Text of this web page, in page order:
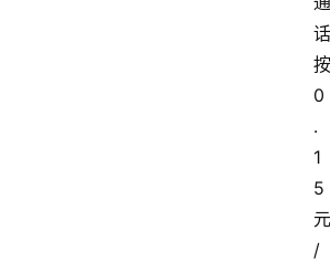
话
按
0
.
1
5
元
/